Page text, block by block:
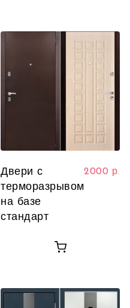
Двери с
терморазрывом
на базе
стандарт
2000 р.